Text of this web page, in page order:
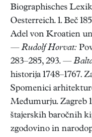
Biographisches
Oesterreich. 1. Beč
Adel von Kroatien
— Rudolf Horvat:
283–285, 293. —
historija 1748–1767.
Spomenici
Međumurju. Zagreb
štajerskih baročnih
zgodovino in